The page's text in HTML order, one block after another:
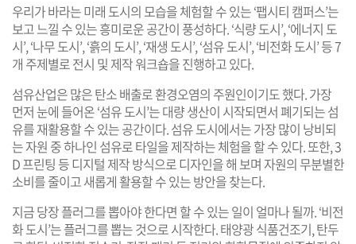
우리가 바라는 미래 도시의 모습을 체험할 수 있는 ‘팹시티 캠퍼스’는
보고 느낄 수 있는 흥미로운 공간이 풍성하다. ‘식량 도시’, ‘에너지 도
시’, ‘나무 도시’, ‘흙의 도시’, ‘재생 도시’, ‘섬유 도시’, ‘비전화 도시’ 등 7
개 주제별로 전시 및 제작 워크숍을 진행하고 있다.
섬유산업은 많은 탄소 배출로 환경오염의 주원인이기도 했다. 가장
먼저 눈에 들어온 ‘섬유 도시’는 대량 생산이 시작되면서 폐기되는 섬
유를 재활용할 수 있는 공간이다. 섬유 도시에서는 가장 많이 낭비되
는 자원 중 하나인 섬유로 타일을 제작하는 체험을 할 수 있다. 또한, 3
D 프린팅 등 디지털 제작 방식으로 디자인을 해 보며 자원의 무분별한
소비를 줄이고 새롭게 활용할 수 있는 방안을 찾는다.
지금 당장 플러그를 뽑아야 한다면 할 수 있는 일이 얼마나 될까. ‘비전
화 도시’는 플러그를 뽑는 것으로 시작한다. 태양광 식품건조기, 탄두